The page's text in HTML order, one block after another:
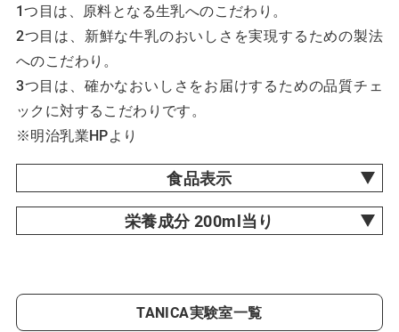
1つ目は、原料となる生乳へのこだわり。
2つ目は、新鮮な牛乳のおいしさを実現するための製法
へのこだわり。
3つ目は、確かなおいしさをお届けするための品質チェ
ックに対するこだわりです。
※明治乳業HPより
食品表示
栄養成分 200ml当り
TANICA実験室一覧